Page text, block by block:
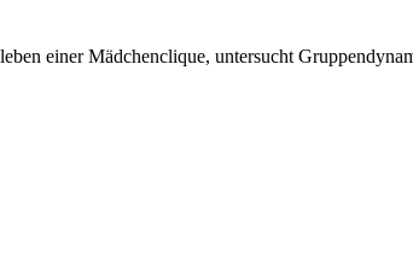
einer Mädchenclique, untersucht